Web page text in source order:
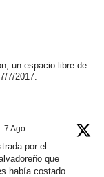
un espacio libre de
7/2017.
7 Ago
por el
que
había costado.